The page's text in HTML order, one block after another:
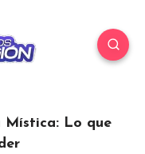
Mística: Lo que